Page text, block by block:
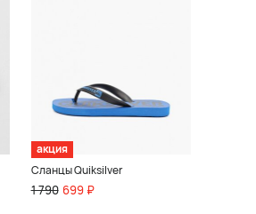
акция
Сланцы Quiksilver
1 790 699 ₽